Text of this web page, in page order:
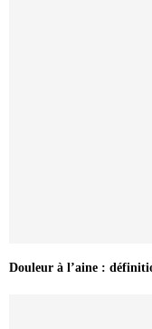
Douleur à l’aine :